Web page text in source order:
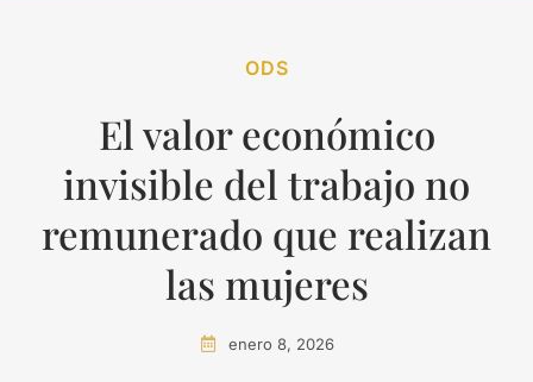
ODS
El valor económico
invisible del trabajo no
remunerado que realizan
las mujeres
enero 8, 2026